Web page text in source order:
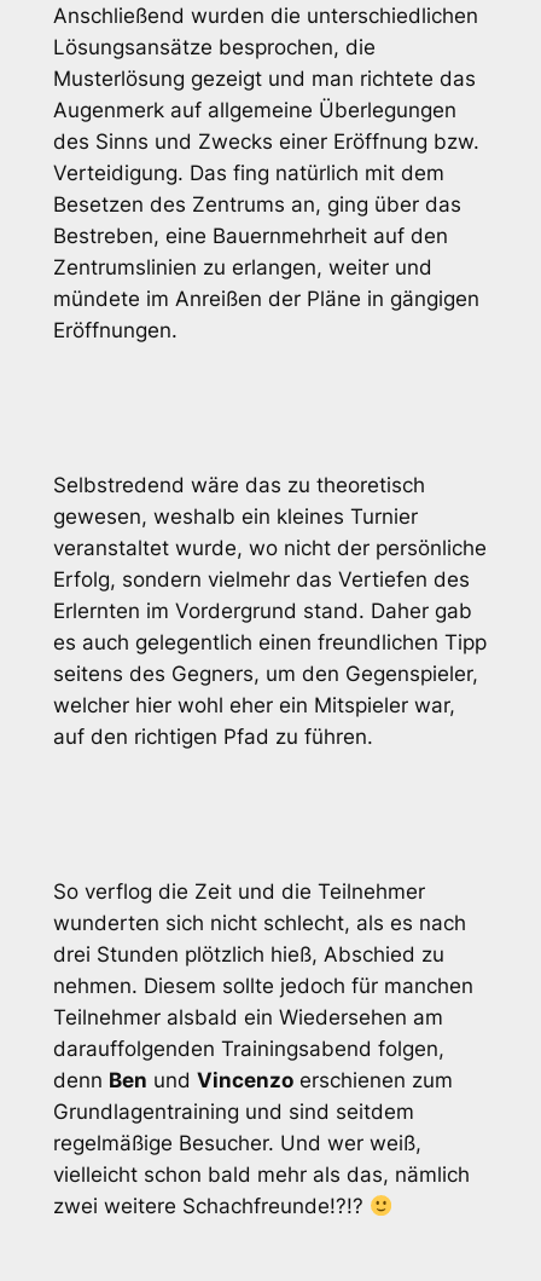
Anschließend wurden die unterschiedlichen
Lösungsansätze besprochen, die
Musterlösung gezeigt und man richtete das
Augenmerk auf allgemeine Überlegungen
des Sinns und Zwecks einer Eröffnung bzw.
Verteidigung. Das fing natürlich mit dem
Besetzen des Zentrums an, ging über das
Bestreben, eine Bauernmehrheit auf den
Zentrumslinien zu erlangen, weiter und
mündete im Anreißen der Pläne in gängigen
Eröffnungen.
Selbstredend wäre das zu theoretisch
gewesen, weshalb ein kleines Turnier
veranstaltet wurde, wo nicht der persönliche
Erfolg, sondern vielmehr das Vertiefen des
Erlernten im Vordergrund stand. Daher gab
es auch gelegentlich einen freundlichen Tipp
seitens des Gegners, um den Gegenspieler,
welcher hier wohl eher ein Mitspieler war,
auf den richtigen Pfad zu führen.
So verflog die Zeit und die Teilnehmer
wunderten sich nicht schlecht, als es nach
drei Stunden plötzlich hieß, Abschied zu
nehmen. Diesem sollte jedoch für manchen
Teilnehmer alsbald ein Wiedersehen am
darauffolgenden Trainingsabend folgen,
denn Ben und Vincenzoerschienen zum
Grundlagentraining und sind seitdem
regelmäßige Besucher. Und wer weiß,
vielleicht schon bald mehr als das, nämlich
zwei weitere Schachfreunde!?!?